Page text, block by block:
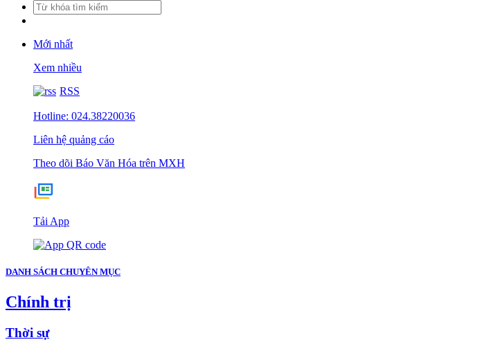
Mới nhất
Xem nhiều
RSS
Hotline: 024.38220036
Liên hệ quảng cáo
Theo dõi Báo Văn Hóa trên MXH
Tải App
DANH SÁCH CHUYÊN MỤC
Chính trị
Thời sự